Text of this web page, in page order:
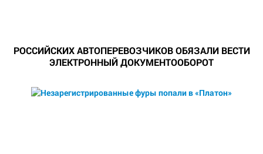
РОССИЙСКИХ АВТОПЕРЕВОЗЧИКОВ ОБЯЗАЛИ ВЕСТИ
ЭЛЕКТРОННЫЙ ДОКУМЕНТООБОРОТ